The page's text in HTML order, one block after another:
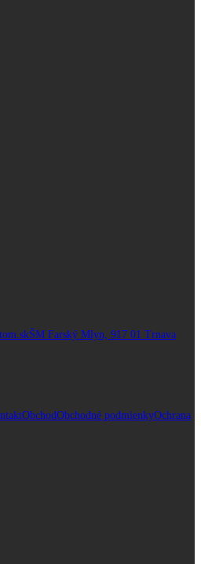
ŠM Farský Mlyn, 917 01 Trnava
ObchodObchodné podmienkyOchrana